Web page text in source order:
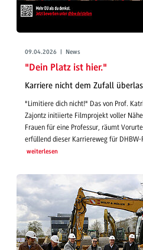
09.04.2026 | News
"Dein Platz ist hier."
Karriere nicht dem Zufall
"Limitiere dich nicht!" Das von Prof.
Zajontz initiierte Filmprojekt voller
Frauen für eine Professur, räumt
erfüllend dieser Karriereweg für
weiterlesen